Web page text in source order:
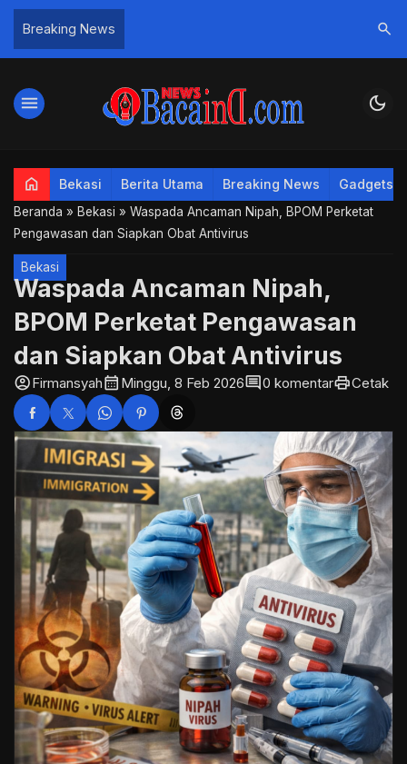
Breaking News search
menu dark_mode
home Bekasi Berita Utama Breaking News Gadgets
Beranda » Bekasi » Waspada Ancaman Nipah, BPOM Perketat
Pengawasan dan Siapkan Obat Antivirus
Bekasi
Waspada Ancaman Nipah,
BPOM Perketat Pengawasan
dan Siapkan Obat Antivirus
account_circleFirmansyahcalendar_month Minggu, 8 Feb 2026comment0 komentarprintCetak